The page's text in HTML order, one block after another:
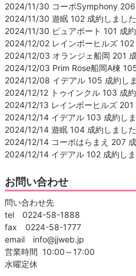
2024/11/30 コーポSymphony 206
2024/11/30 遊眠 102 成約しました
2024/11/30 ピュアポート 101 成
2024/12/02 レインボーヒルズ 102
2024/12/03 オランジェ船岡 201
2024/12/03 Prim Rose船岡A棟
2024/12/08 イデアル 105 成約し
2024/12/12 トゥインクル 103 成
2024/12/13 レインボーヒルズ 201
2024/12/14 イデアル 103 成約し
2024/12/14 遊眠 104 成約しました
2024/12/14 コーポはらまえ 207
2024/12/14 イデアル 102 成約し
お問い合わせ
問い合わせ先
tel 0224-58-1888
fax 0224-58-1777
email info@jjweb.jp
営業時間 10:00～17:00
水曜定休